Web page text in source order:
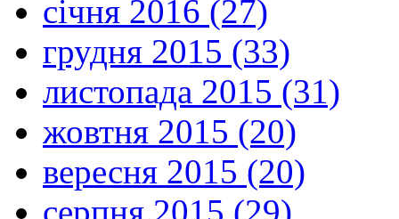
січня 2016 (27)
грудня 2015 (33)
листопада 2015 (31)
жовтня 2015 (20)
вересня 2015 (20)
серпня 2015 (29)